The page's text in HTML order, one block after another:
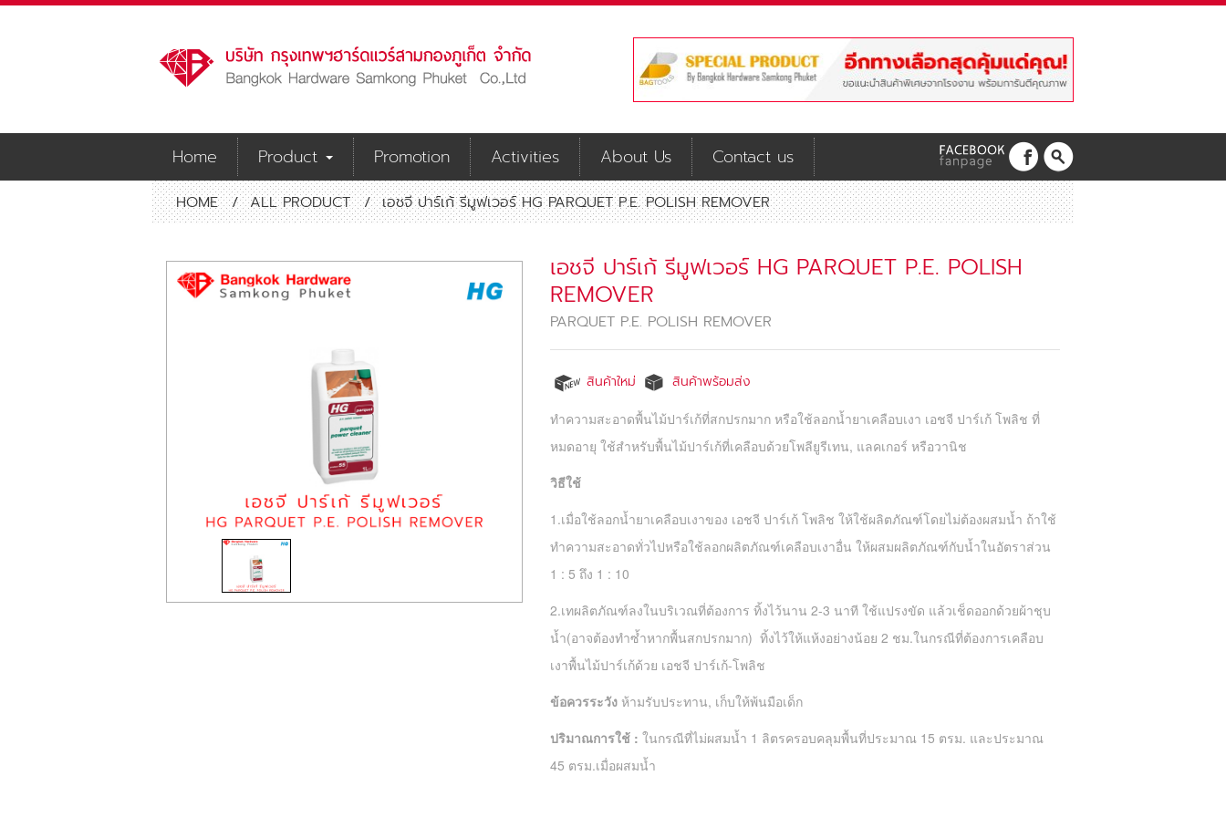
Home Product Promotion Activities About Us Contact us
HOME / ALL PRODUCT / เอชจี ปาร์เก้ รีมูฟเวอร์ HG PARQUET P.E. POLISH REMOVER
เอชจี ปาร์เก้ รีมูฟเวอร์ HG PARQUET P.E. POLISH
REMOVER
PARQUET P.E. POLISH REMOVER
สินค้าใหม่ สินค้าพร้อมส่ง
ทำความสะอาดพื้นไม้ปาร์เก้ที่สกปรกมาก หรือใช้ลอกน้ำยาเคลือบเงา เอชจี ปาร์เก้ โพลิช ที่
หมดอายุ ใช้สำหรับพื้นไม้ปาร์เก้ที่เคลือบด้วยโพลียูรีเทน, แลคเกอร์ หรือวานิช
วิธีใช้
1.เมื่อใช้ลอกน้ำยาเคลือบเงาของ เอชจี ปาร์เก้ โพลิช ให้ใช้ผลิตภัณฑ์โดยไม่ต้องผสมน้ำ ถ้าใช้
ทำความสะอาดทั่วไปหรือใช้ลอกผลิตภัณฑ์เคลือบเงาอื่น ให้ผสมผลิตภัณฑ์กับน้ำในอัตราส่วน
1 : 5 ถึง 1 : 10
2.เทผลิตภัณฑ์ลงในบริเวณที่ต้องการ ทิ้งไว้นาน 2-3 นาที ใช้แปรงขัด แล้วเช็ดออกด้วยผ้าชุบ
น้ำ(อาจต้องทำซ้ำหากพื้นสกปรกมาก) ทิ้งไว้ให้แห้งอย่างน้อย 2 ชม.ในกรณีที่ต้องการเคลือบ
เงาพื้นไม้ปาร์เก้ด้วย เอชจี ปาร์เก้-โพลิช
ข้อควรระวัง ห้ามรับประทาน, เก็บให้พ้นมือเด็ก
ปริมาณการใช้ : ในกรณีที่ไม่ผสมน้ำ 1 ลิตรครอบคลุมพื้นที่ประมาณ 15 ตรม. และประมาณ
45 ตรม.เมื่อผสมน้ำ